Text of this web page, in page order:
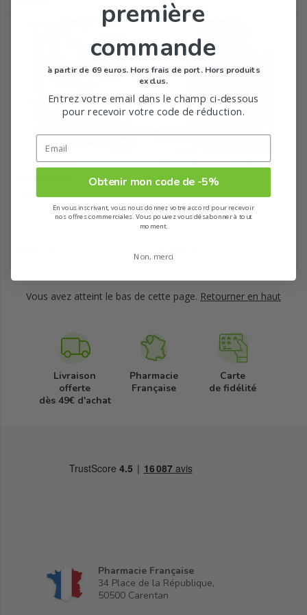
MEMOZAN Vivacité
Dielen
Indisponible
Omega 3 120 Capsules
Les 3 Chenes
12,69
Vous avez atteint le bas de cette page. Retourner en haut
Livraison
offerte
dès 49€ d'achat
Pharmacie
Française
Carte
de fidélité
Pharmacie Française
34 Place de la République,
50500 Carentan
première
commande
à partir de 69 euros. Hors frais de port. Hors produits
exclus.
Entrez votre email dans le champ ci-dessous
pour recevoir votre code de réduction.
Obtenir mon code de -5%
En vous inscrivant, vous nous donnez votre accord pour recevoir
nos offres commerciales. Vous pouvez vous désabonner à tout
moment.
Non, merci